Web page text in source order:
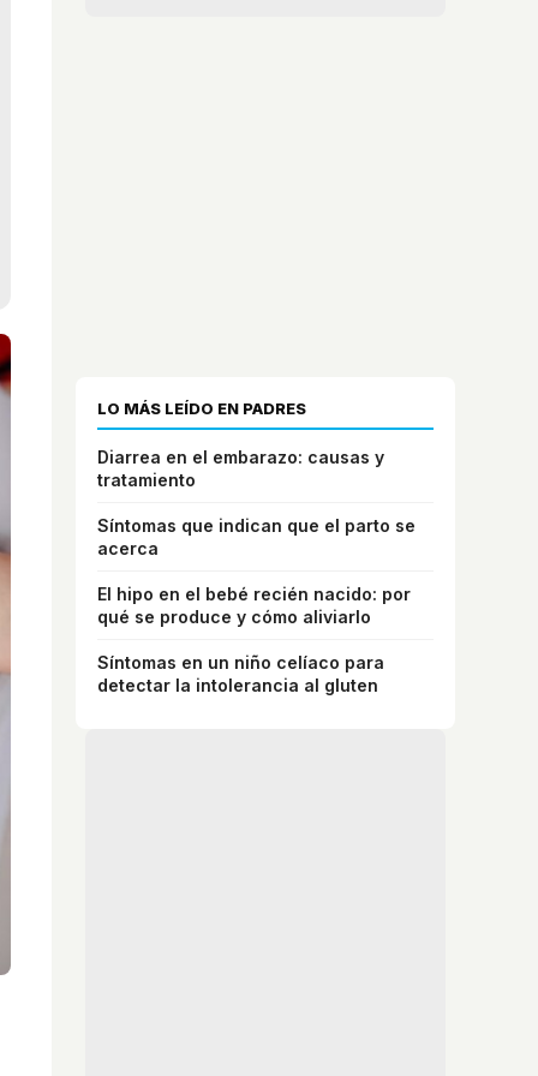
LO MÁS LEÍDO EN PADRES
Diarrea en el embarazo: causas y
tratamiento
Síntomas que indican que el parto se
acerca
El hipo en el bebé recién nacido: por
qué se produce y cómo aliviarlo
Síntomas en un niño celíaco para
detectar la intolerancia al gluten